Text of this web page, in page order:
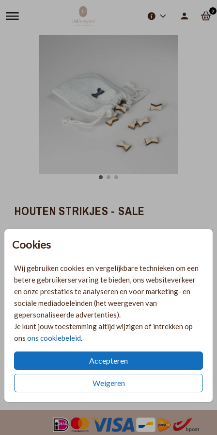
0
Cookies
Wij gebruiken cookies en vergelijkbare technieken om een
betere gebruikerservaring te bieden, ons websiteverkeer
en onze prestaties te analyseren en voor marketing- en
sociale mediadoeleinden (het weergeven van
gepersonaliseerde advertenties).
Je kunt jouw toestemming altijd wijzigen of intrekken op
ons ons cookiebeleid.
Accepteren
Weigeren
HOUTEN STRIKJES - SALE
Helaas is dit product tijdelijk uitverkocht!
Heb je vragen? Neem dan contact met ons op.
Gratis verzending
Voor 18:00 uur besteld, morgen in huis!
Ruime keuze uit producten voor bij je kaartje
OMSCHRIJVING
Mooie houten strikjes met gemakkelijk plakstripje voor op
je kaartje. In elk zakje zitten 25 strikjes.
Prijs:€ 3,95 per 25 houten vormpjes